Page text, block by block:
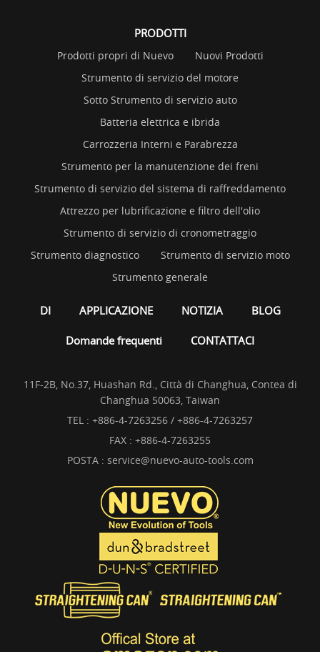
PRODOTTI
Prodotti propri di Nuevo
Nuovi Prodotti
Strumento di servizio del motore
Sotto Strumento di servizio auto
Batteria elettrica e ibrida
Carrozzeria Interni e Parabrezza
Strumento per la manutenzione dei freni
Strumento di servizio del sistema di raffreddamento
Attrezzo per lubrificazione e filtro dell'olio
Strumento di servizio di cronometraggio
Strumento diagnostico
Strumento di servizio moto
Strumento generale
DI APPLICAZIONE NOTIZIA BLOG
Domande frequenti CONTATTACI
11F-2B, No.37, Huashan Rd., Città di Changhua, Contea di
Changhua 50063, Taiwan
TEL : +886-4-7263256 / +886-4-7263257
FAX : +886-4-7263255
POSTA : service@nuevo-auto-tools.com